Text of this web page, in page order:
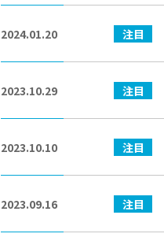
2024.01.20 注目
more
2023.10.29 注目
more
2023.10.10 注目
more
2023.09.16 注目
more